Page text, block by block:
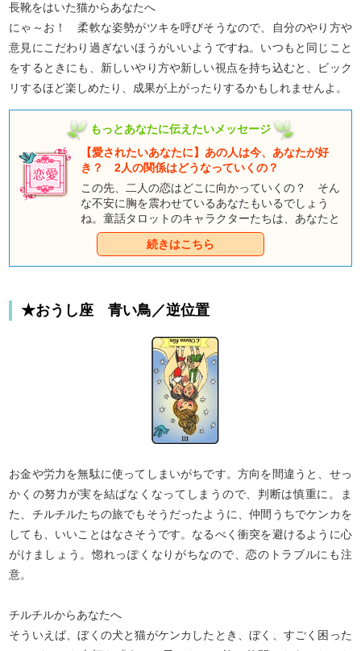
長靴をはいた猫からあなたへ
にゃ～お！ 柔軟な姿勢がツキを呼びそうなので、自分のやり方や
意見にこだわり過ぎないほうがいいようですね。いつもと同じこと
をするときにも、新しいやり方や新しい視点を持ち込むと、ビック
リするほど楽しめたり、成果が上がったりするかもしれませんよ。
もっとあなたに伝えたいメッセージ
【愛されたいあなたに】あの人は今、あなたが好
き？ 2人の関係はどうなっていくの？
この先、二人の恋はどこに向かっていくの？ そん
な不安に胸を震わせているあなたもいるでしょう
ね。童話タロットのキャラクターたちは、あなたと
おしゃべりしたくて、そわそわしているようです
よ。みんなとのおしゃべりを通して、あなただけの
ハッピーエンドをつかんでくださいね。
続きはこちら
★おうし座 青い鳥／逆位置
お金や労力を無駄に使ってしまいがちです。方向を間違うと、せっ
かくの努力が実を結ばなくなってしまうので、判断は慎重に。ま
た、チルチルたちの旅でもそうだったように、仲間うちでケンカを
しても、いいことはなさそうです。なるべく衝突を避けるように心
がけましょう。惚れっぽくなりがちなので、恋のトラブルにも注
意。
チルチルからあなたへ
そういえば、ぼくの犬と猫がケンカしたとき、ぼく、すごく困った